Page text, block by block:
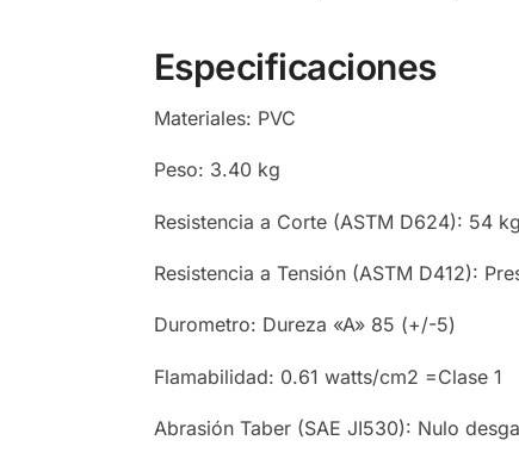
Especificaciones
Materiales: PVC
Peso: 3.40 kg
Resistencia a Corte (ASTM D624): 54
Resistencia a Tensión (ASTM D412):
Durometro: Dureza «A» 85 (+/-5)
Flamabilidad: 0.61 watts/cm2 =Clase 1
Abrasión Taber (SAE JI530): Nulo